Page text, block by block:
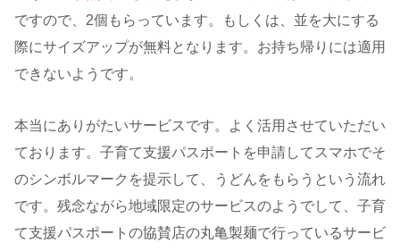
ですので、2個もらっています。もしくは、並を大にする
際にサイズアップが無料となります。お持ち帰りには適用
できないようです。
本当にありがたいサービスです。よく活用させていただい
ております。子育て支援パスポートを申請してスマホでそ
のシンボルマークを提示して、うどんをもらうという流れ
です。残念ながら地域限定のサービスのようでして、子育
て支援パスポートの協賛店の丸亀製麺で行っているサービ